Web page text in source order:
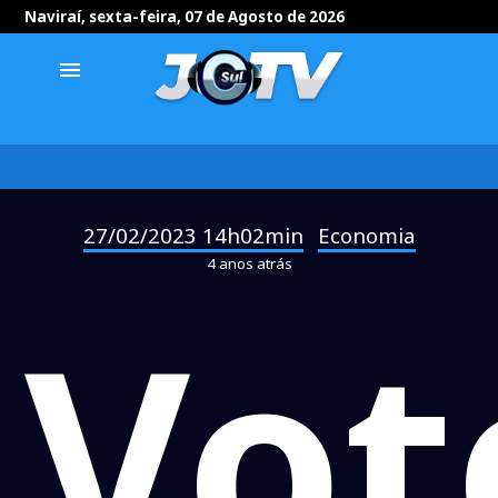
Naviraí, sexta-feira, 07 de Agosto de 2026
menu
27/02/2023 14h02min Economia
4 anos atrás